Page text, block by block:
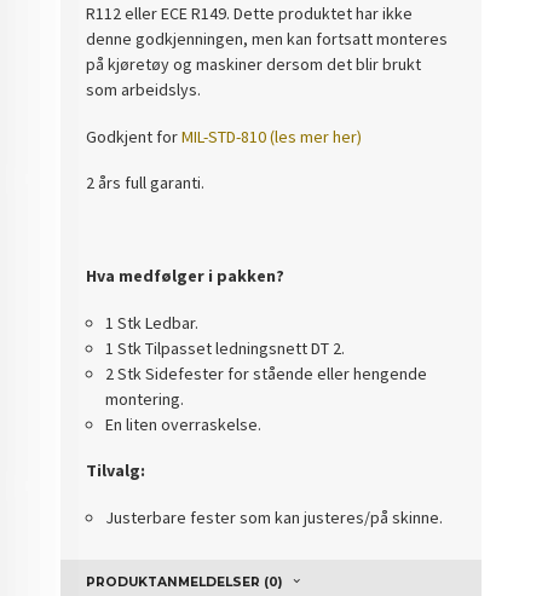
R112 eller ECE R149. Dette produktet har ikke
denne godkjenningen, men kan fortsatt monteres
på kjøretøy og maskiner dersom det blir brukt
som arbeidslys.
Godkjent forMIL-STD-810 (les mer her)
2 års full garanti.
Hva medfølger i pakken?
1 Stk Ledbar.
1 Stk Tilpasset ledningsnett DT 2.
2 Stk Sidefester for stående eller hengende
montering.
En liten overraskelse.
Tilvalg:
Justerbare fester som kan justeres/på skinne.
PRODUKTANMELDELSER (0)